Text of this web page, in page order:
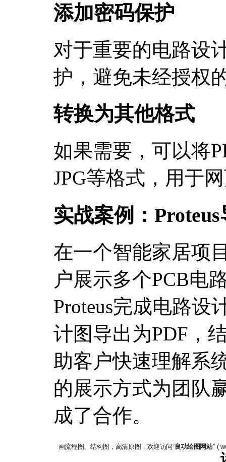
添加密码保护
对于重要的电路设
护，避免未经授权
转换为其他格式
如果需要，可以将
JPG等格式，用于
实战案例：
在一个智能家居项
户展示多个PCB电
Proteus完成电路设
计图导出为PDF，
助客户快速理解系
的展示方式为团队
成了合作。